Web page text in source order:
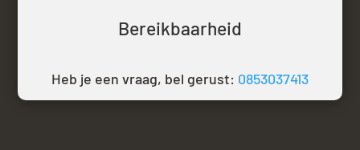
Bereikbaarheid
Heb je een vraag, bel gerust: 0853037413